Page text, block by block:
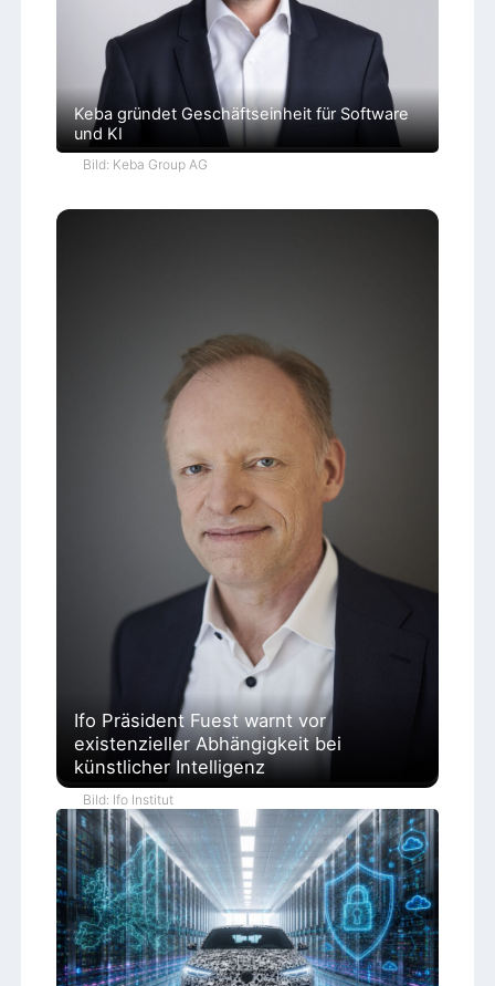
n
Keba gründet Geschäftseinheit für Software
und KI
Bild: Keba Group AG
Ifo Präsident Fuest warnt vor
existenzieller Abhängigkeit bei
künstlicher Intelligenz
Bild: Ifo Institut